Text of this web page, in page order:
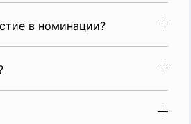
в номинации?